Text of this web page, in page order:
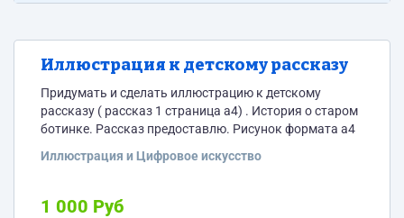
Иллюстрация к детскому рассказу
Придумать и сделать иллюстрацию к детскому
рассказу ( рассказ 1 страница а4) . История о старом
ботинке. Рассказ предоставлю. Рисунок формата а4
Иллюстрация и Цифровое искусство
1 000 Руб